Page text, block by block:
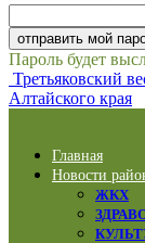
Пароль будет
Третьяковский
Алтайского края
Главная
Новости
ЖКХ